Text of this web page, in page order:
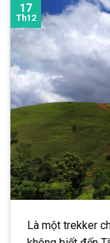
17
Th12
Là một trekker